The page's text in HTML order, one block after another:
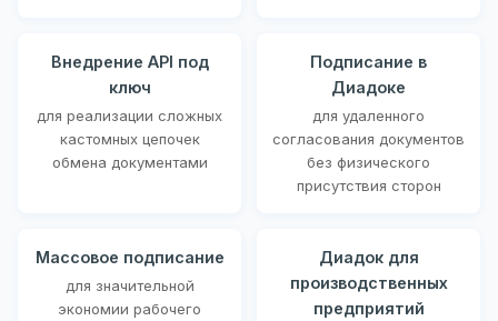
Внедрение API под
ключ
для реализации сложных
кастомных цепочек
обмена документами
Подписание в
Диадоке
для удаленного
согласования документов
без физического
присутствия сторон
Массовое подписание
для значительной
экономии рабочего
Диадок для
производственных
предприятий